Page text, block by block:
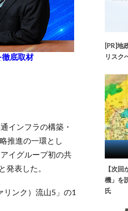
底取材
インフラの構築・
推進の一環とし
イグループ初の共
発表した。
リンク）流山5」の1
[PR]地
リスク
【次
機」を
氏